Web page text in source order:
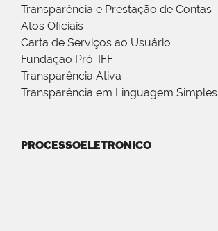
Transparência e Prestação de Contas
Atos Oficiais
Carta de Serviços ao Usuário
Fundação Pró-IFF
Transparência Ativa
Transparência em Linguagem Simples
PROCESSOELETRONICO